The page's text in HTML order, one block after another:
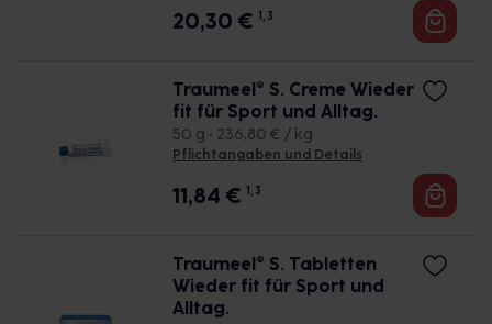
Mahlzeiten, Alkohol, Stress oder Medikamente,
äußert sich das häufig durch Beschwerden wie
Krämpfe im Oberbauch. Auch eine verminderte
Gallensekretion oder Funktionsstörungen der
Leber können das allgemeine Wohlbefinden spürbar
unterstützen: Mit natürlichen Inhaltstoffen kann
Hepeel® N helfen, die Funktion des LeberGalle-
Systems zu regulieren und die Verdauung auf sanfte
Weise zu entlasten.
20,30 € 1, 3
Traumeel® S. Creme Wieder
fit für Sport und Alltag.
50 g • 236,80 € / kg
Pflichtangaben und Details
11,84 € 1, 3
Traumeel® S. Tabletten
Wieder fit für Sport und
Alltag.